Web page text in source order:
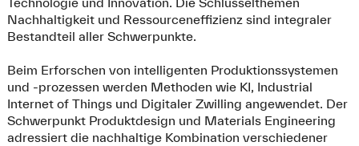
Nachhaltigkeit und Ressourceneffizienz sind integraler
Bestandteil aller Schwerpunkte.
Beim Erforschen von intelligenten Produktionssystemen
und -prozessen werden Methoden wie KI, Industrial
Internet of Things und Digitaler Zwilling angewendet. Der
Schwerpunkt Produktdesign und Materials Engineering
adressiert die nachhaltige Kombination verschiedener